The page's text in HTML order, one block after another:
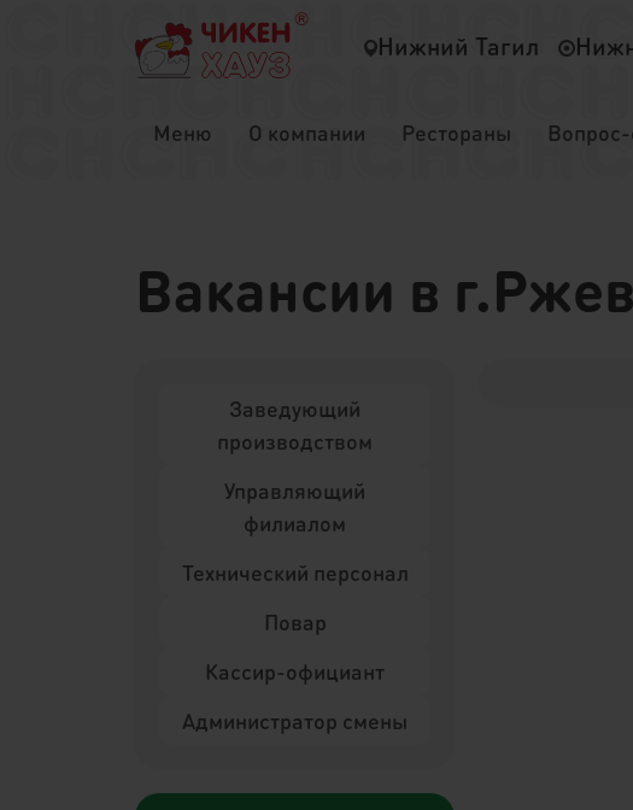
Нижний Тагил
Меню О компании Рестораны
Вакансии в г.Ржев
Заведующий
производством
Управляющий
филиалом
Технический персонал
Повар
Кассир-официант
Администратор смены